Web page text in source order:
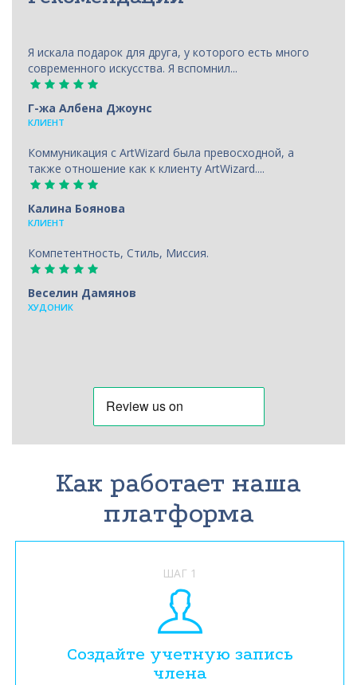
Я искала подарок для друга, у которого есть много
современного искусства. Я вспомнил...
Г-жа Албена Джоунс
КЛИЕНТ
Коммуникация с ArtWizard была превосходной, а
также отношение как к клиенту ArtWizard....
Калина Боянова
КЛИЕНТ
Компетентность, Стиль, Миссия.
Веселин Дамянов
ХУДОНИК
Как работает наша
платформа
ШАГ 1
Создайте учетную запись
члена